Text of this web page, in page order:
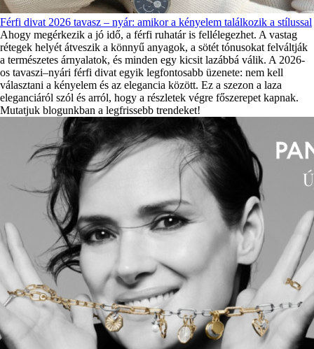
Férfi divat 2026 tavasz – nyár: amikor a kényelem találkozik a stílussal
Ahogy megérkezik a jó idő, a férfi ruhatár is fellélegezhet. A vastag
rétegek helyét átveszik a könnyű anyagok, a sötét tónusokat felváltják
a természetes árnyalatok, és minden egy kicsit lazábbá válik. A 2026-
os tavaszi–nyári férfi divat egyik legfontosabb üzenete: nem kell
választani a kényelem és az elegancia között. Ez a szezon a laza
eleganciáról szól és arról, hogy a részletek végre főszerepet kapnak.
Mutatjuk blogunkban a legfrissebb trendeket!